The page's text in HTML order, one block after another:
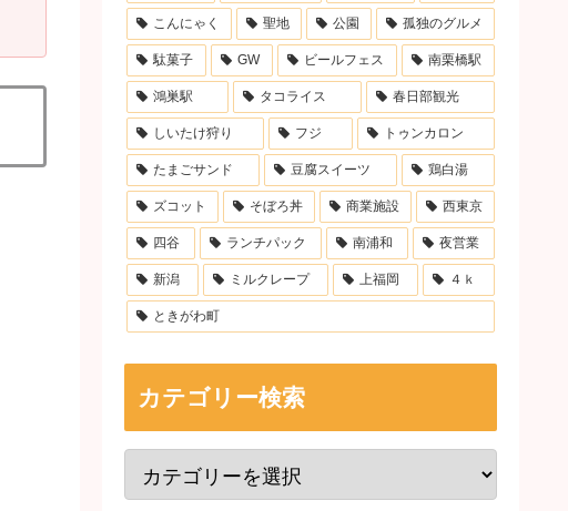
こんにゃく 聖地 公園 孤独のグルメ
駄菓子 GW ビールフェス 南栗橋駅
鴻巣駅 タコライス 春日部観光
しいたけ狩り フジ トゥンカロン
たまごサンド 豆腐スイーツ 鶏白湯
ズコット そぼろ丼 商業施設 西東京
四谷 ランチパック 南浦和 夜営業
新潟 ミルクレープ 上福岡 ４ｋ
ときがわ町
カテゴリー検索